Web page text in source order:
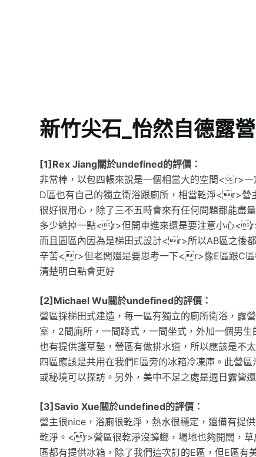
新竹尖石_怡然自德露
[1]Rex Jiang關於undefined的評價：
非常棒，以包四帳來說是一個相當大的空間<r>
D區也有自己的獨立衛浴跟廁所，相當乾淨<r>
很好很用心，除了三不五時會來有任何問題都能
多少遮掉一點<r>但開車進來還是要注意小心
而且園區內因為是梯田式設計<r>所以AB區之後
辛苦<r>但老闆還是要思考一下<r>像E區跟C
清楚明白點會更好
[2]Michael Wu關於undefined的評價：
營區採梯田式建造，每一區有獨立的廁所衛浴，露
室，2間廁所，一間蹲式，一間坐式，外加一個男
也有提供護草墊，營區有做排水道，所以應該是不
四區應該是共用在我們E區旁的冰箱冷凍庫。此營
或秘境可以探訪。另外，美中不足之處是週日露營
[3]Savio Xue關於undefined的評價：
營主很nice，浴廁很乾淨，熱水很穩定，還備有提
乾淨。<r>營區很乾淨沒蟑螂，場地也夠開闊，
區都有提供冰箱，除了我們這次訂的E區，但E區